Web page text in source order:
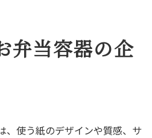
弁当容器の企
、使う紙のデザインや質感、サ